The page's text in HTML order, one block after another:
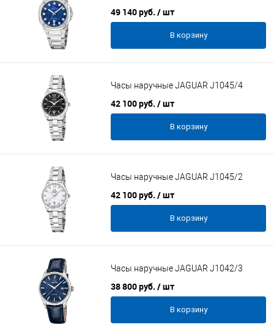
49 140 руб. / шт
В корзину
Часы наручные JAGUAR J1045/4
42 100 руб. / шт
В корзину
Часы наручные JAGUAR J1045/2
42 100 руб. / шт
В корзину
Часы наручные JAGUAR J1042/3
38 800 руб. / шт
В корзину